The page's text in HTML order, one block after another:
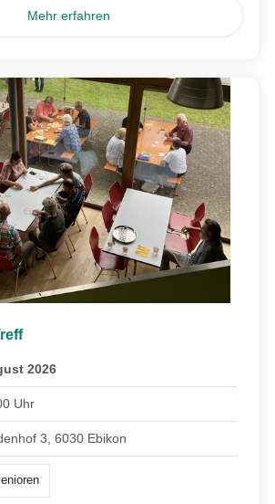
Mehr erfahren
2026
Uhr
3, 6030 Ebikon